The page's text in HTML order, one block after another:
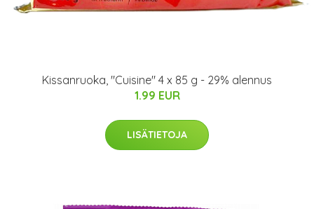
Kissanruoka, "Cuisine" 4 x 85 g - 29% alennus
1.99 EUR
LISÄTIETOJA